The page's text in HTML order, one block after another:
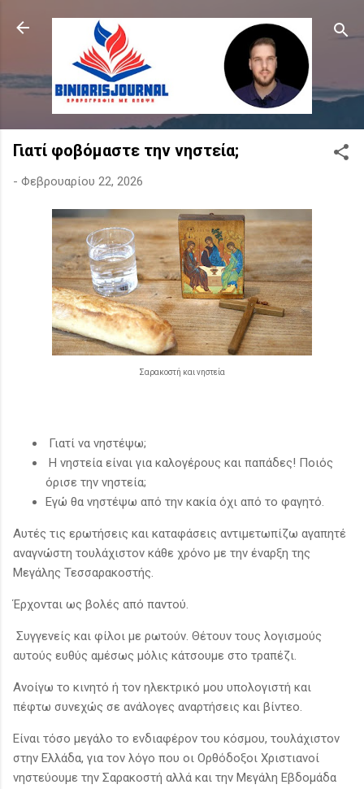
Μετάβαση στο κύριο περιεχόμενο
Γιατί φοβόμαστε την νηστεία;
- Φεβρουαρίου 22, 2026
Σαρακοστή και νηστεία
Γιατί να νηστέψω;
Η νηστεία είναι για καλογέρους και παπάδες! Ποιός
όρισε την νηστεία;
Εγώ θα νηστέψω από την κακία όχι από το φαγητό.
Αυτές τις ερωτήσεις και καταφάσεις αντιμετωπίζω αγαπητέ
αναγνώστη τουλάχιστον κάθε χρόνο με την έναρξη της
Μεγάλης Τεσσαρακοστής.
Έρχονται ως βολές από παντού.
Συγγενείς και φίλοι με ρωτούν. Θέτουν τους λογισμούς
αυτούς ευθύς αμέσως μόλις κάτσουμε στο τραπέζι.
Ανοίγω το κινητό ή τον ηλεκτρικό μου υπολογιστή και
πέφτω συνεχώς σε ανάλογες αναρτήσεις και βίντεο.
Είναι τόσο μεγάλο το ενδιαφέρον του κόσμου, τουλάχιστον
στην Ελλάδα, για τον λόγο που οι Ορθόδοξοι Χριστιανοί
νηστεύουμε την Σαρακοστή αλλά και την Μεγάλη Εβδομάδα